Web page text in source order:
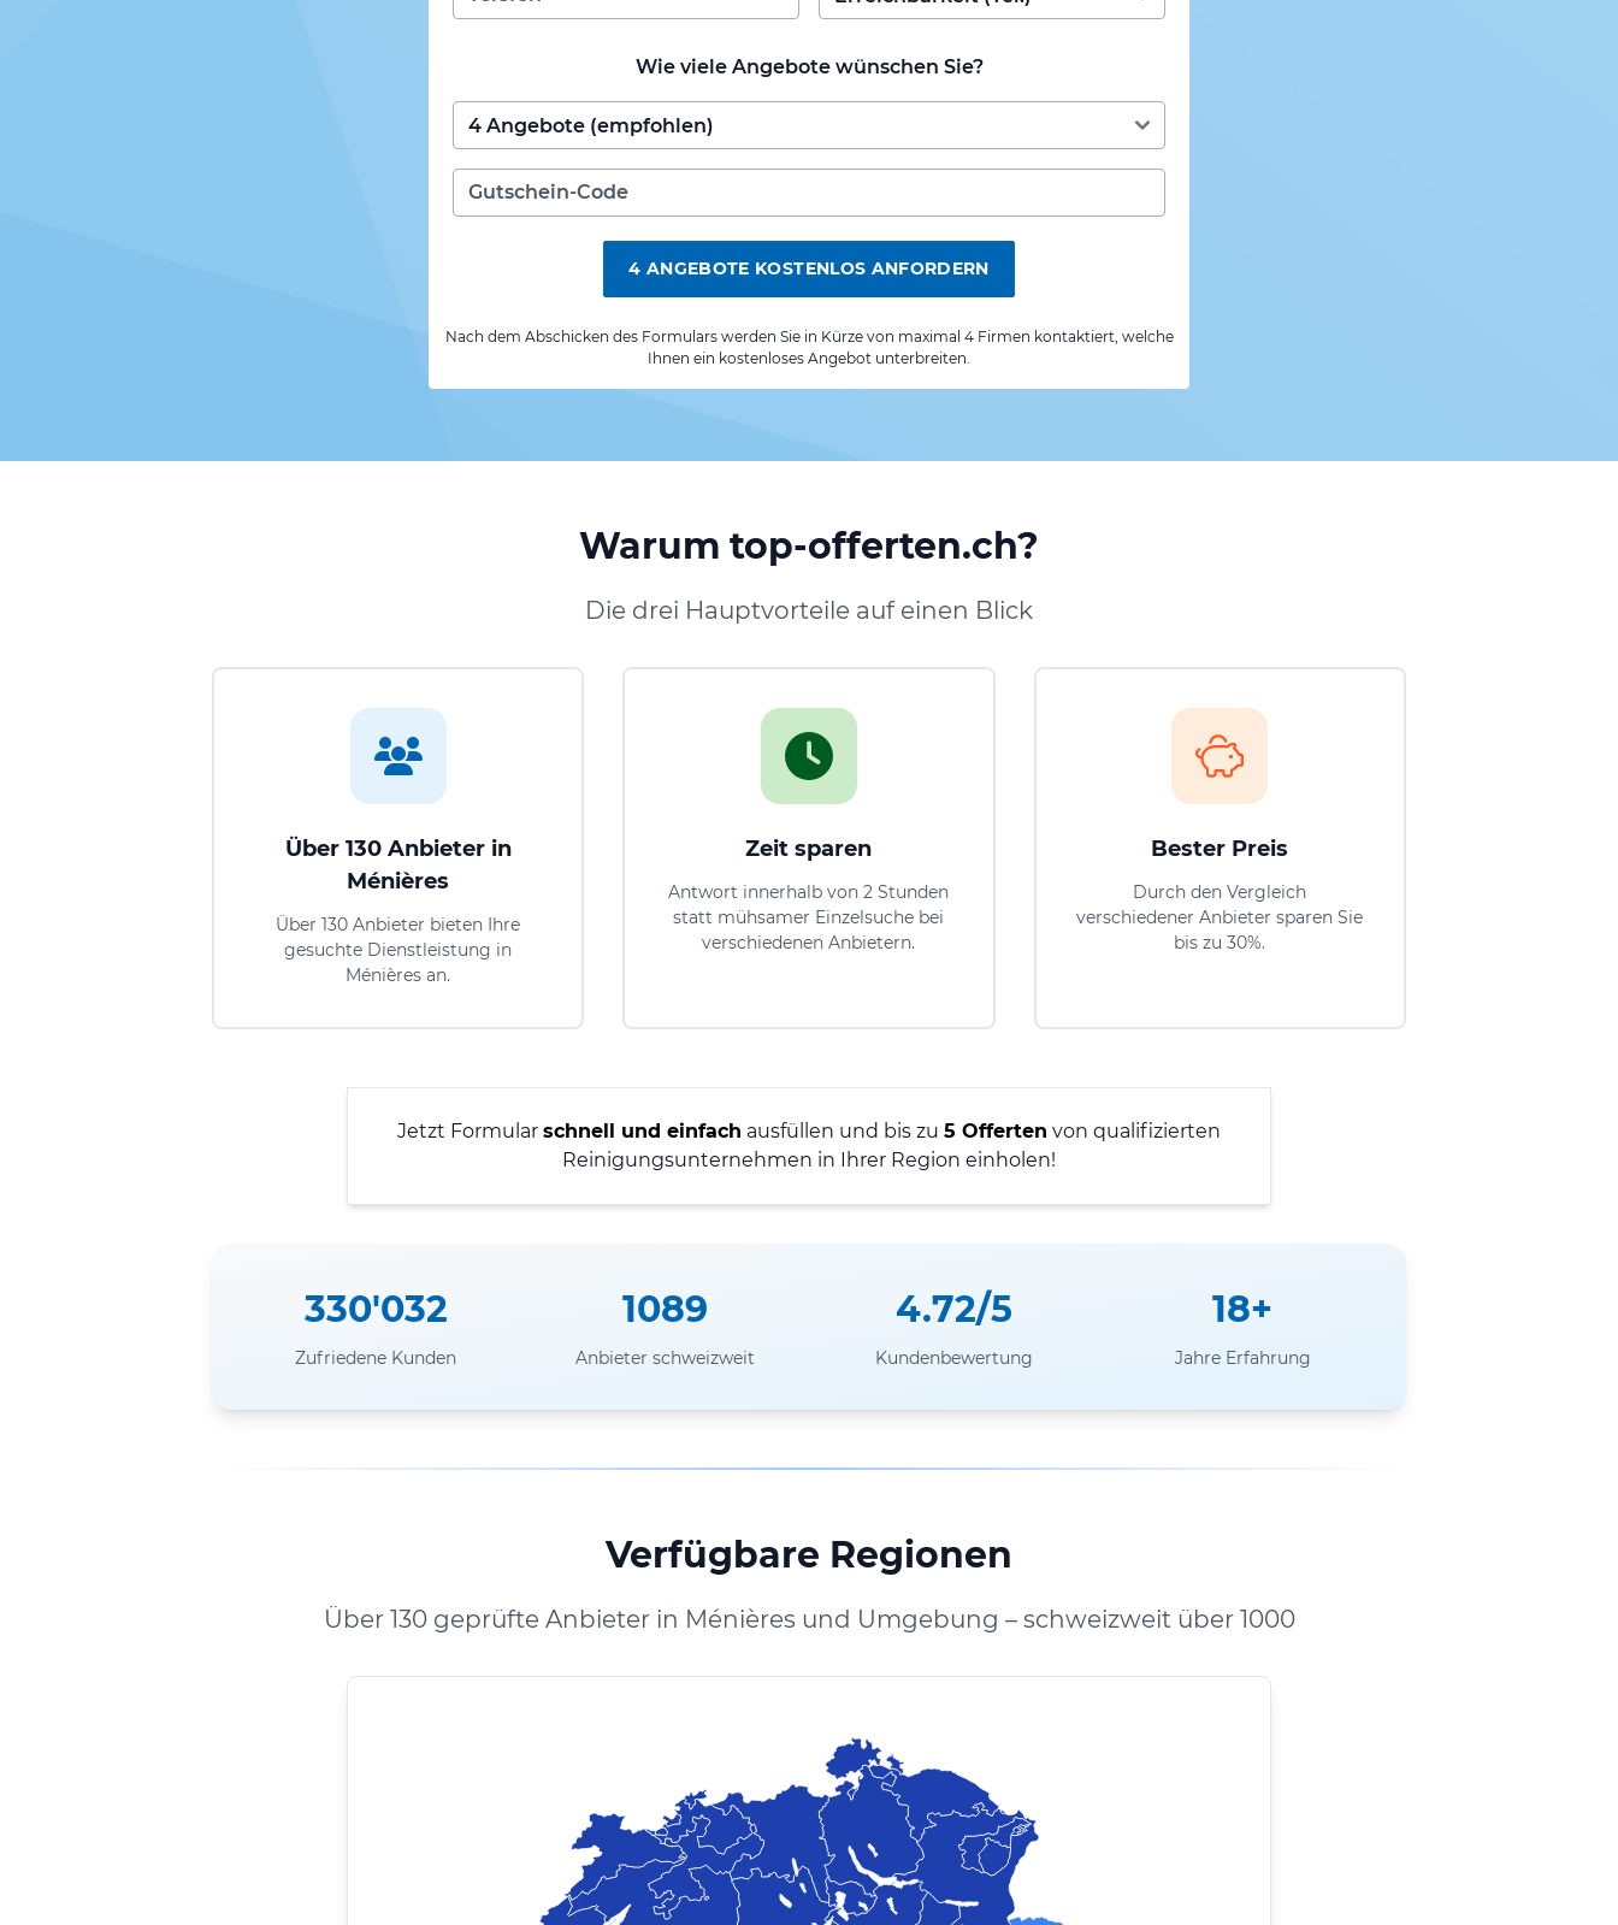
Wie viele Angebote wünschen Sie?
4 ANGEBOTE KOSTENLOS ANFORDERN
Nach dem Abschicken des Formulars werden Sie in Kürze von maximal 4 Firmen kontaktiert, welche
Ihnen ein kostenloses Angebot unterbreiten.
Warum top-offerten.ch?
Die drei Hauptvorteile auf einen Blick
Über 130 Anbieter in
Ménières
Über 130 Anbieter bieten Ihre
gesuchte Dienstleistung in
Ménières an.
Zeit sparen
Antwort innerhalb von 2 Stunden
statt mühsamer Einzelsuche bei
verschiedenen Anbietern.
Bester Preis
Durch den Vergleich
verschiedener Anbieter sparen Sie
bis zu 30%.
Jetzt Formular schnell und einfach ausfüllen und bis zu 5 Offerten von qualifizierten
Reinigungsunternehmen in Ihrer Region einholen!
330'032
Zufriedene Kunden
1089
Anbieter schweizweit
4.72/5
Kundenbewertung
18+
Jahre Erfahrung
Verfügbare Regionen
Über 130 geprüfte Anbieter in Ménières und Umgebung – schweizweit über 1000